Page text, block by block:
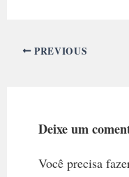
PREVIOUS
Deixe um
Você precisa